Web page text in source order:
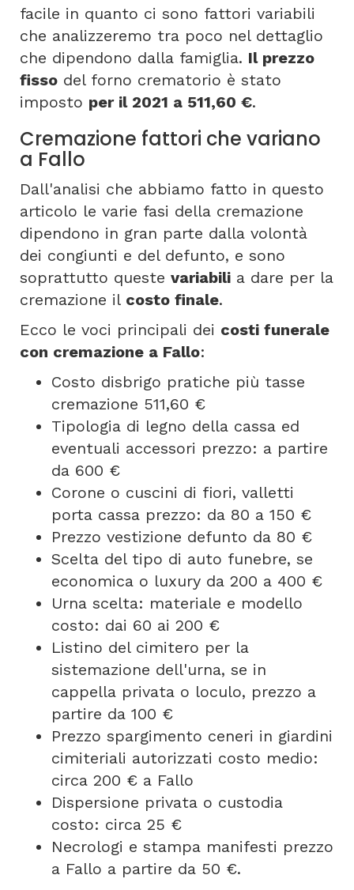
facile in quanto ci sono fattori variabili
che analizzeremo tra poco nel dettaglio
che dipendono dalla famiglia. Il prezzo
fisso del forno crematorio è stato
imposto per il 2021 a 511,60 €.
Cremazione fattori che variano
a Fallo
Dall'analisi che abbiamo fatto in questo
articolo le varie fasi della cremazione
dipendono in gran parte dalla volontà
dei congiunti e del defunto, e sono
soprattutto queste variabili a dare per la
cremazione il costo finale.
Ecco le voci principali dei costi funerale
con cremazione a Fallo:
Costo disbrigo pratiche più tasse
cremazione 511,60 €
Tipologia di legno della cassa ed
eventuali accessori prezzo: a partire
da 600 €
Corone o cuscini di fiori, valletti
porta cassa prezzo: da 80 a 150 €
Prezzo vestizione defunto da 80 €
Scelta del tipo di auto funebre, se
economica o luxury da 200 a 400 €
Urna scelta: materiale e modello
costo: dai 60 ai 200 €
Listino del cimitero per la
sistemazione dell'urna, se in
cappella privata o loculo, prezzo a
partire da 100 €
Prezzo spargimento ceneri in giardini
cimiteriali autorizzati costo medio:
circa 200 € a Fallo
Dispersione privata o custodia
costo: circa 25 €
Necrologi e stampa manifesti prezzo
a Fallo a partire da 50 €.